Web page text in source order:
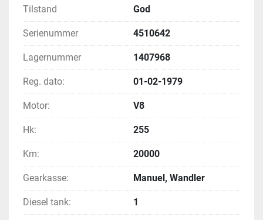
Tilstand God
Serienummer 4510642
Lagernummer 1407968
Reg. dato: 01-02-1979
Motor: V8
Hk: 255
Km: 20000
Gearkasse: Manuel, Wandler
Diesel tank: 1